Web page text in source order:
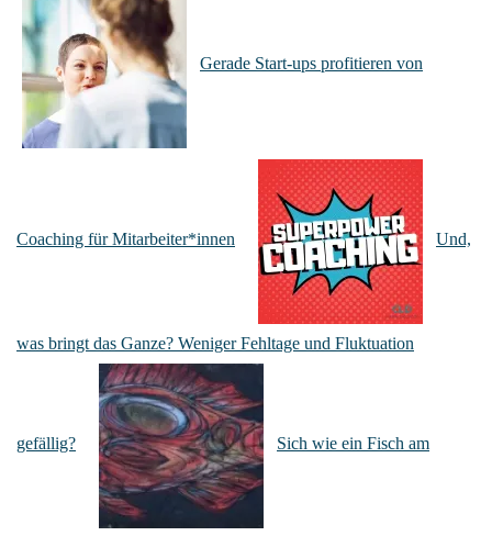
Gerade Start-ups profitieren von
Coaching für Mitarbeiter*innen Und,
was bringt das Ganze? Weniger Fehltage und Fluktuation
gefällig? Sich wie ein Fisch am